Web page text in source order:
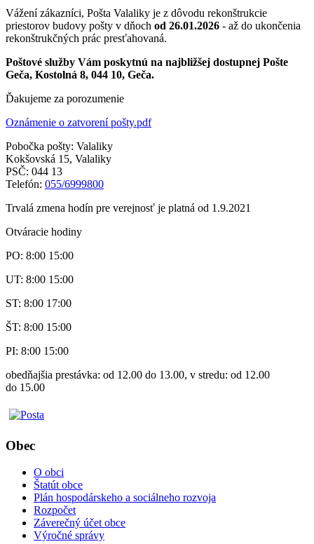
Vážení zákazníci, Pošta Valaliky je z dôvodu rekonštrukcie
priestorov budovy pošty v dňoch od 26.01.2026 - až do ukončenia
rekonštrukčných prác presťahovaná.
Poštové služby Vám poskytnú na najbližšej dostupnej Pošte
Geča, Kostolná 8, 044 10, Geča.
Ďakujeme za porozumenie
Oznámenie o zatvorení pošty.pdf
Pobočka pošty: Valaliky
Kokšovská 15, Valaliky
PSČ: 044 13
Telefón: 055/6999800
Trvalá zmena hodín pre verejnosť je platná od 1.9.2021
Otváracie hodiny
PO: 8:00 15:00
UT: 8:00 15:00
ST: 8:00 17:00
ŠT: 8:00 15:00
PI: 8:00 15:00
obedňajšia prestávka: od 12.00 do 13.00, v stredu: od 12.00
do 15.00
Obec
O obci
Štatút obce
Plán hospodárskeho a sociálneho rozvoja
Rozpočet
Záverečný účet obce
Výročné správy